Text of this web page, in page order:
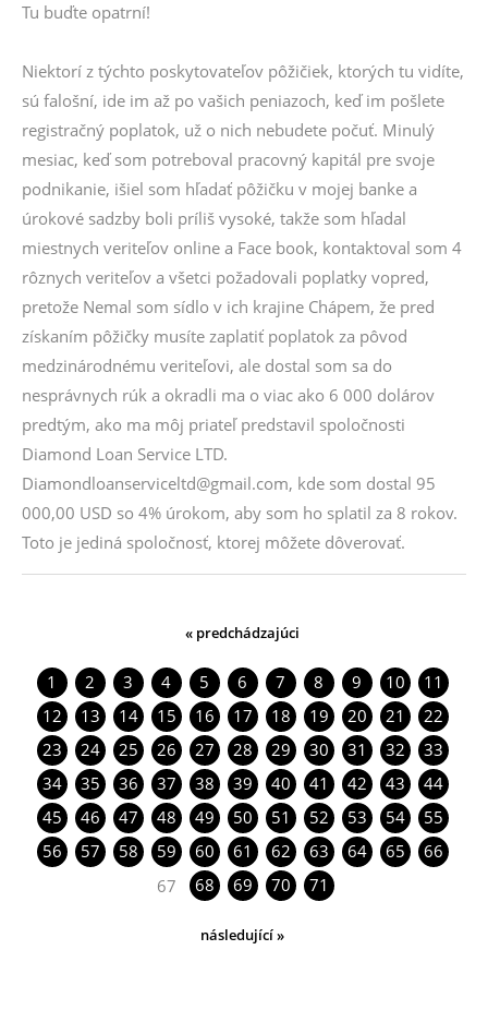
Tu buďte opatrní!
Niektorí z týchto poskytovateľov pôžičiek, ktorých tu vidíte,
sú falošní, ide im až po vašich peniazoch, keď im pošlete
registračný poplatok, už o nich nebudete počuť. Minulý
mesiac, keď som potreboval pracovný kapitál pre svoje
podnikanie, išiel som hľadať pôžičku v mojej banke a
úrokové sadzby boli príliš vysoké, takže som hľadal
miestnych veriteľov online a Face book, kontaktoval som 4
rôznych veriteľov a všetci požadovali poplatky vopred,
pretože Nemal som sídlo v ich krajine Chápem, že pred
získaním pôžičky musíte zaplatiť poplatok za pôvod
medzinárodnému veriteľovi, ale dostal som sa do
nesprávnych rúk a okradli ma o viac ako 6 000 dolárov
predtým, ako ma môj priateľ predstavil spoločnosti
Diamond Loan Service LTD.
Diamondloanserviceltd@gmail.com, kde som dostal 95
000,00 USD so 4% úrokom, aby som ho splatil za 8 rokov.
Toto je jediná spoločnosť, ktorej môžete dôverovať.
« predchádzajúci
1 2 3 4 5 6 7 8 9 10
11
12
13 14 15 16 17 18 19 20 21
22
23
24 25 26 27 28 29 30 31 32
33
34
35 36 37 38 39 40 41 42 43
44
45
46 47 48 49 50 51 52 53 54
55
56
57 58 59 60 61 62 63 64 65
66
67
68 69 70 71
následující »